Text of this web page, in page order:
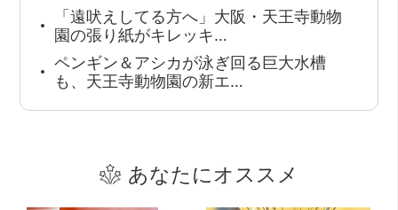
「遠吠えしてる方へ」大阪・天王寺動物
園の張り紙がキレッキ…
ペンギン＆アシカが泳ぎ回る巨大水槽
も、天王寺動物園の新エ…
あなたにオススメ